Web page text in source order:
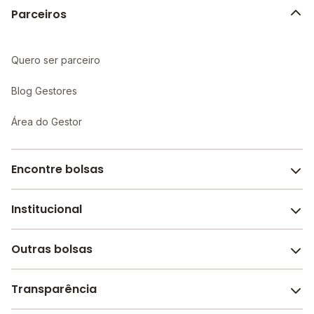
Parceiros
Quero ser parceiro
Blog Gestores
Área do Gestor
Encontre bolsas
Melhores escolas de São Paulo
Escolas por cidade e bairro
Institucional
Sobre o Melhor Escola
Revista Melhor Escola
Outras bolsas
Faculdades e universidades
Transparência